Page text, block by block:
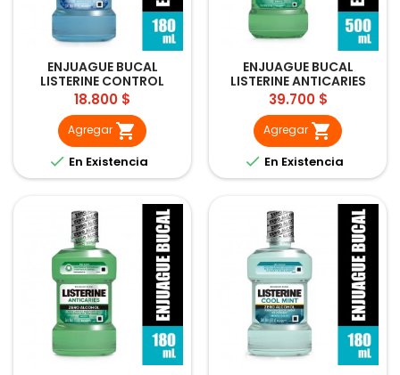
ENJUAGUE BUCAL
LISTERINE CONTROL
CALCULO 180ML
Precio
18.800 $
Agregar 
 En Existencia
ENJUAGUE BUCAL
LISTERINE ANTICARIES
ZERO 500ML
Precio
39.700 $
Agregar 
 En Existencia